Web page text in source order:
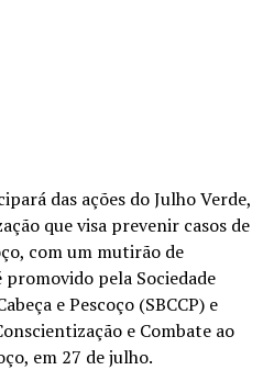
das ações do Julho Verde,
que visa prevenir casos de
com um mutirão de
promovido pela Sociedade
e Pescoço (SBCCP) e
e Combate ao
em 27 de julho.